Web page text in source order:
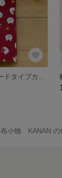
布小物 KANAN の